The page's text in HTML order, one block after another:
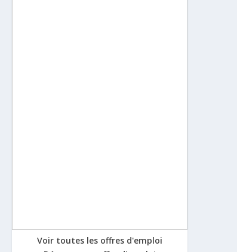
Voir toutes les offres d'emploi